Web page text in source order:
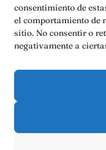
consentimiento de
el comportamiento de
sitio. No consentir o
negativamente a